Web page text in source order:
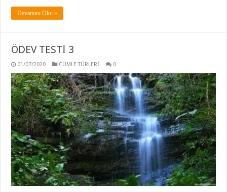
Devamını Oku »
ÖDEV TESTİ 3
01/07/2020 CÜMLE TÜRLERİ 0